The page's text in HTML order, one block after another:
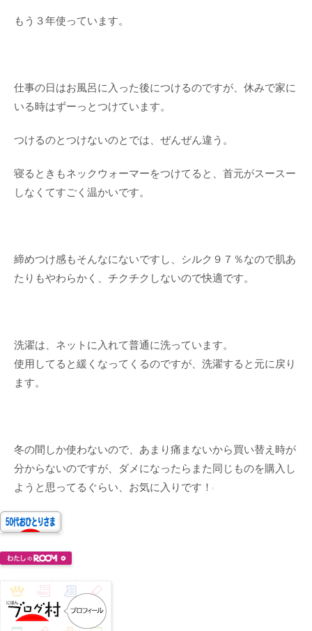
もう３年使っています。
仕事の日はお風呂に入った後につけるのですが、休みで家に
いる時はずーっとつけています。
つけるのとつけないのとでは、ぜんぜん違う。
寝るときもネックウォーマーをつけてると、首元がスースー
しなくてすごく温かいです。
締めつけ感もそんなにないですし、シルク９７％なので肌あ
たりもやわらかく、チクチクしないので快適です。
洗濯は、ネットに入れて普通に洗っています。
使用してると緩くなってくるのですが、洗濯すると元に戻り
ます。
冬の間しか使わないので、あまり痛まないから買い替え時が
分からないのですが、ダメになったらまた同じものを購入し
ようと思ってるぐらい、お気に入りです！